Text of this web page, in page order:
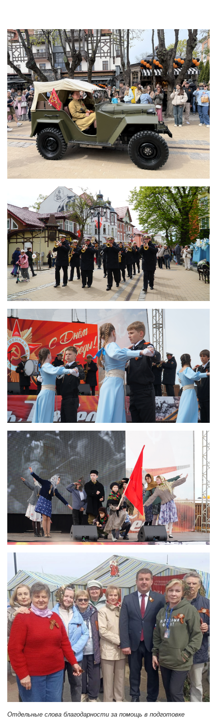
Отдельные слова благодарности за помощь в подготовке